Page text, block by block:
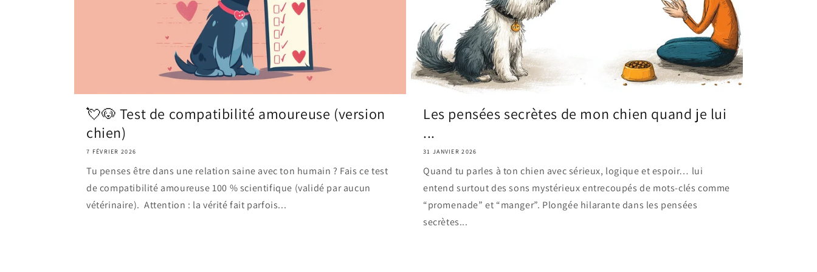
💘🐶 Test de compatibilité amoureuse (version
chien)
7 FÉVRIER 2026
Tu penses être dans une relation saine avec ton humain ? Fais ce test
de compatibilité amoureuse 100 % scientifique (validé par aucun
vétérinaire). Attention : la vérité fait parfois...
Les pensées secrètes de mon chien quand je lui
...
31 JANVIER 2026
Quand tu parles à ton chien avec sérieux, logique et espoir… lui
entend surtout des sons mystérieux entrecoupés de mots-clés comme
“promenade” et “manger”. Plongée hilarante dans les pensées
secrètes...